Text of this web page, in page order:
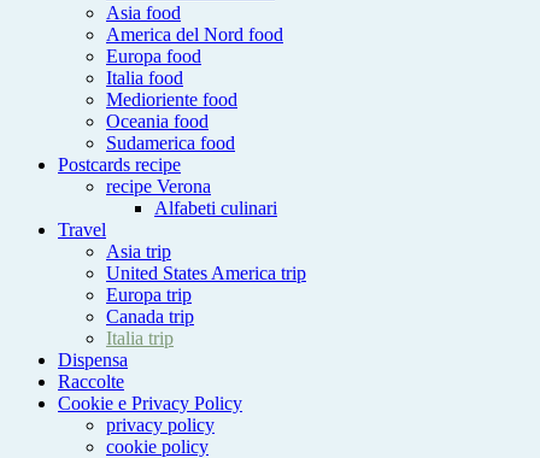
Asia food
America del Nord food
Europa food
Italia food
Medioriente food
Oceania food
Sudamerica food
Postcards recipe
recipe Verona
Alfabeti culinari
Travel
Asia trip
United States America trip
Europa trip
Canada trip
Italia trip
Dispensa
Raccolte
Cookie e Privacy Policy
privacy policy
cookie policy